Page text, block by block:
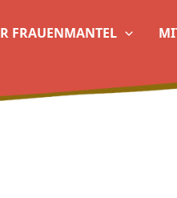
FRAUENMANTEL